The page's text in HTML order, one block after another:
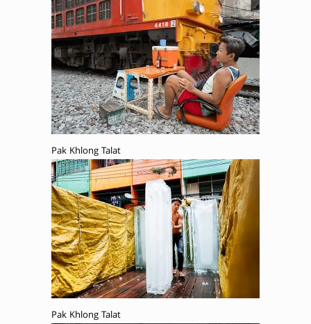
Pak Khlong Talat
Pak Khlong Talat